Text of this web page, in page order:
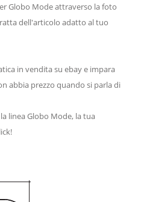
Globo Mode attraverso la foto
dell'articolo adatto al tuo
in vendita su ebay e impara
abbia prezzo quando si parla di
linea Globo Mode, la tua